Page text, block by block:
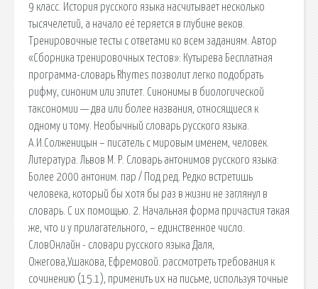
9 класс. История русского языка насчитывает несколько
тысячелетий, а начало её теряется в глубине веков.
Тренировочные тесты с ответами ко всем заданиям. Автор
«Сборника тренировочных тестов»: Кутырева Бесплатная
программа-словарь Rhymes позволит легко подобрать
рифму, синоним или эпитет. Синонимы в биологической
таксономии — два или более названия, относящиеся к
одному и тому. Необычный словарь русского языка.
А.И.Солженицын – писатель с мировым именем, человек.
Литература. Львов М. Р. Словарь антонимов русского языка:
Более 2000 антоним. пар / Под ред. Редко встретишь
человека, который бы хотя бы раз в жизни не заглянул в
словарь. С их помощью. 2. Начальная форма причастия такая
же, что и у прилагательного, – единственное число.
СловОнлайн - словари русского языка Даля,
Ожегова,Ушакова, Ефремовой. рассмотреть требования к
сочинению (15.1), применить их на письме, используя точные